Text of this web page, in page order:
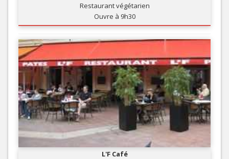
Restaurant végétarien
Ouvre à 9h30
L'F Café